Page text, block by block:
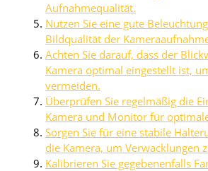
Aufnahmequalität.
Nutzen Sie eine gute
Bildqualität der
Achten Sie darauf, dass der
Kamera optimal eingestellt ist,
vermeiden.
Überprüfen Sie regelmäßig die
Kamera und Monitor für
Sorgen Sie für eine stabile
die Kamera, um Verwacklungen
Kalibrieren Sie gegebenenfalls